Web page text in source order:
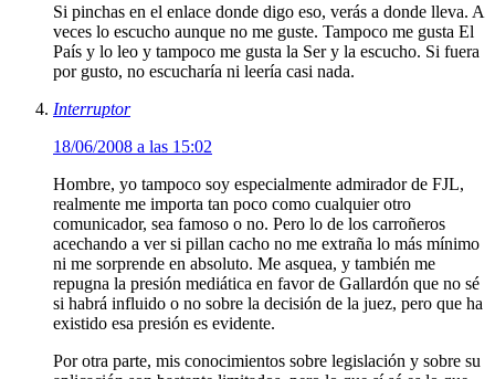
Si pinchas en el enlace donde digo eso, verás a donde lleva. A
veces lo escucho aunque no me guste. Tampoco me gusta El
País y lo leo y tampoco me gusta la Ser y la escucho. Si fuera
por gusto, no escucharía ni leería casi nada.
Interruptor
18/06/2008 a las 15:02
Hombre, yo tampoco soy especialmente admirador de FJL,
realmente me importa tan poco como cualquier otro
comunicador, sea famoso o no. Pero lo de los carroñeros
acechando a ver si pillan cacho no me extraña lo más mínimo
ni me sorprende en absoluto. Me asquea, y también me
repugna la presión mediática en favor de Gallardón que no sé
si habrá influido o no sobre la decisión de la juez, pero que ha
existido esa presión es evidente.
Por otra parte, mis conocimientos sobre legislación y sobre su